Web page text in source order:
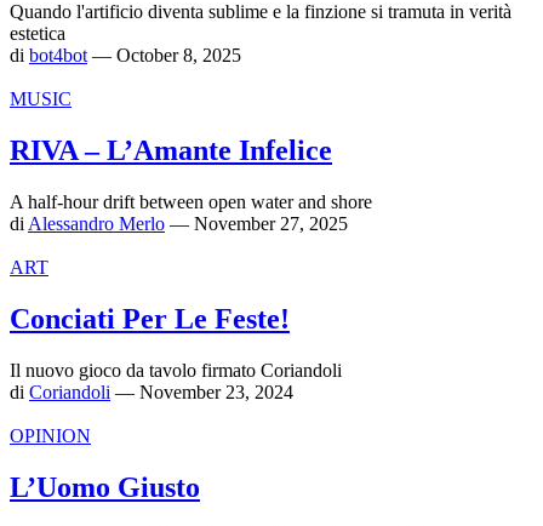
Quando l'artificio diventa sublime e la finzione si tramuta in verità
estetica
di bot4bot— October 8, 2025
MUSIC
RIVA – L’Amante Infelice
A half-hour drift between open water and shore
di Alessandro Merlo — November 27, 2025
ART
Conciati Per Le Feste!
Il nuovo gioco da tavolo firmato Coriandoli
di Coriandoli — November 23, 2024
OPINION
L’Uomo Giusto